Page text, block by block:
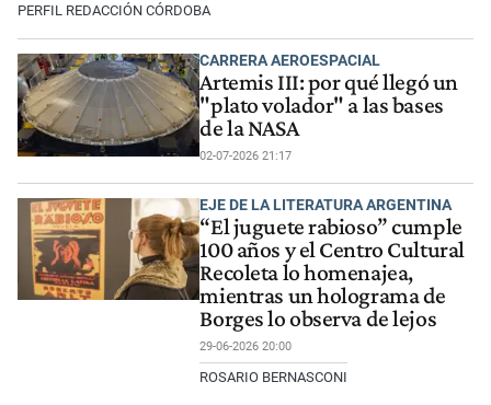
PERFIL REDACCIÓN CÓRDOBA
CARRERA AEROESPACIAL
Artemis III: por qué llegó un
"plato volador" a las bases
de la NASA
02-07-2026 21:17
EJE DE LA LITERATURA ARGENTINA
“El juguete rabioso” cumple
100 años y el Centro Cultural
Recoleta lo homenajea,
mientras un holograma de
Borges lo observa de lejos
29-06-2026 20:00
ROSARIO BERNASCONI